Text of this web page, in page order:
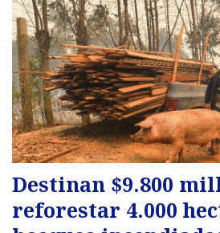
Destinan $9.800
reforestar 4.000